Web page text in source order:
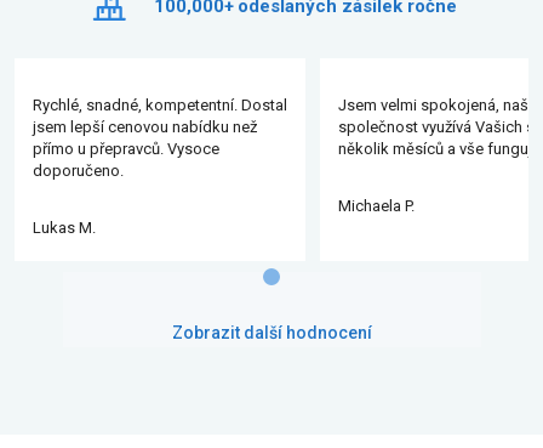
100,000+ odeslaných zásilek ročne
Rychlé, snadné, kompetentní. Dostal
jsem lepší cenovou nabídku než
přímo u přepravců. Vysoce
doporučeno.
Lukas M.
Jsem velmi spokojená, naše
společnost využívá Vašich
několik měsíců a vše funguje.
Michaela P.
Zobrazit další hodnocení